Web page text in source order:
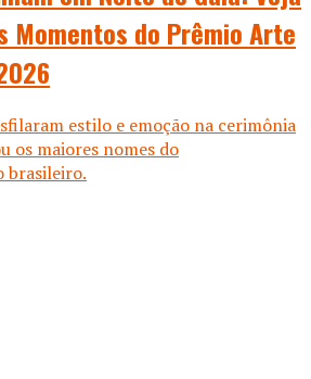
Momentos do Prêmio Arte
estilo e emoção na cerimônia
os maiores nomes do
brasileiro.